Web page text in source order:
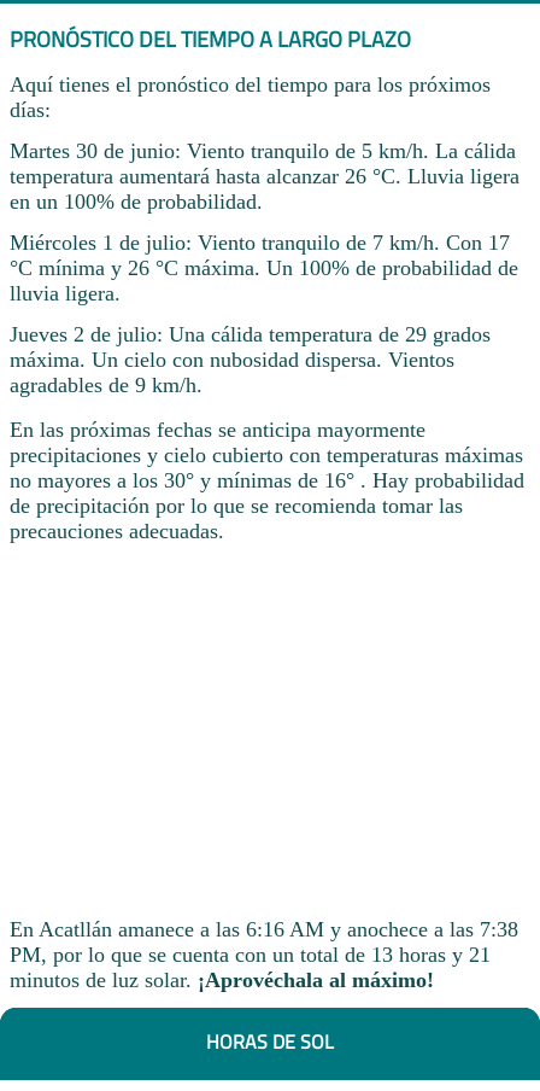
PRONÓSTICO DEL TIEMPO A LARGO PLAZO
Aquí tienes el pronóstico del tiempo para los próximos
días:
Martes 30 de junio: Viento tranquilo de 5 km/h. La cálida
temperatura aumentará hasta alcanzar 26 °C. Lluvia ligera
en un 100% de probabilidad.
Miércoles 1 de julio: Viento tranquilo de 7 km/h. Con 17
°C mínima y 26 °C máxima. Un 100% de probabilidad de
lluvia ligera.
Jueves 2 de julio: Una cálida temperatura de 29 grados
máxima. Un cielo con nubosidad dispersa. Vientos
agradables de 9 km/h.
En las próximas fechas se anticipa mayormente
precipitaciones y cielo cubierto con temperaturas máximas
no mayores a los 30° y mínimas de 16° . Hay probabilidad
de precipitación por lo que se recomienda tomar las
precauciones adecuadas.
En Acatllán amanece a las 6:16 AM y anochece a las 7:38
PM, por lo que se cuenta con un total de 13 horas y 21
minutos de luz solar. ¡Aprovéchala al máximo!
HORAS DE SOL